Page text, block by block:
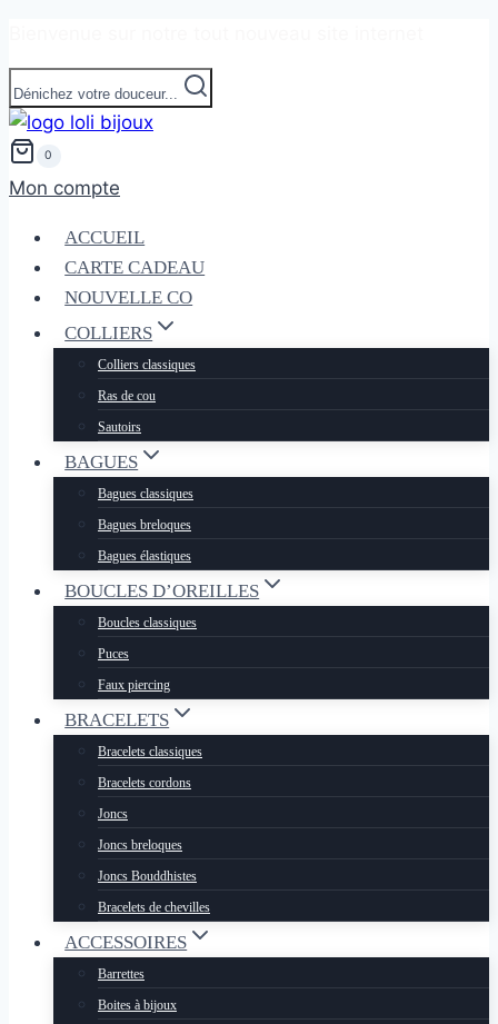
Dénichez votre douceur...
0
Mon compte
ACCUEIL
CARTE CADEAU
NOUVELLE CO
COLLIERS
Colliers classiques
Ras de cou
Sautoirs
BAGUES
Bagues classiques
Bagues breloques
Bagues élastiques
BOUCLES D’OREILLES
Boucles classiques
Puces
Faux piercing
BRACELETS
Bracelets classiques
Bracelets cordons
Joncs
Joncs breloques
Joncs Bouddhistes
Bracelets de chevilles
ACCESSOIRES
Barrettes
Boites à bijoux